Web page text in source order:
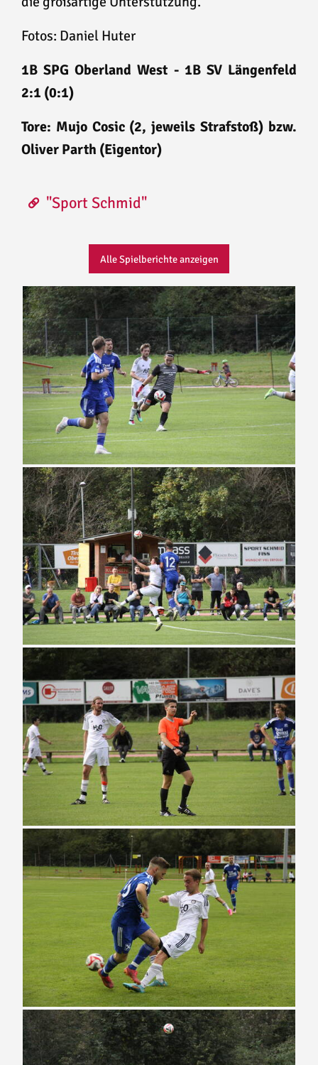
Fotos: Daniel Huter
1B SPG Oberland West - 1B SV Längenfeld
2:1 (0:1)
Tore: Mujo Cosic (2, jeweils Strafstoß) bzw.
Oliver Parth (Eigentor)
"Sport Schmid"
Alle Spielberichte anzeigen